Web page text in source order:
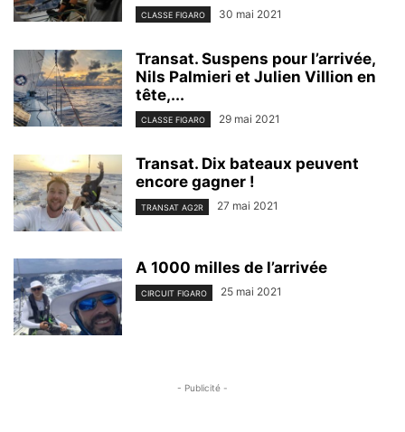
CLASSE FIGARO 30 mai 2021
Transat. Suspens pour l’arrivée,
Nils Palmieri et Julien Villion en
tête,...
CLASSE FIGARO 29 mai 2021
Transat. Dix bateaux peuvent
encore gagner !
TRANSAT AG2R 27 mai 2021
A 1000 milles de l’arrivée
CIRCUIT FIGARO 25 mai 2021
- Publicité -